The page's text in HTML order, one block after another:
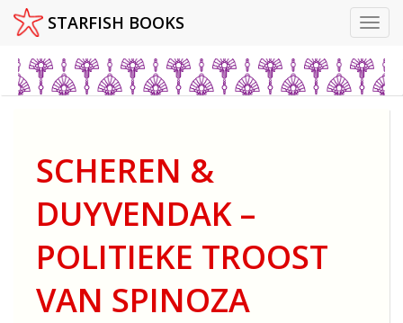
content
STARFISH BOOKS
SCHEREN &
DUYVENDAK –
POLITIEKE TROOST
VAN SPINOZA